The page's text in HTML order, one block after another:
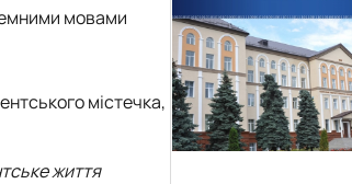
мовами
містечка,
життя